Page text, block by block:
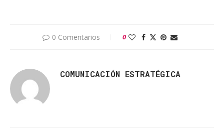
0 Comentarios 0
COMUNICACIÓN ESTRATÉGICA